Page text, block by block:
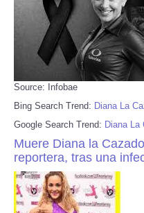
Source: Infobae
Bing Search Trend: Diana La
Google Search Trend: Diana La
Muere Diana la
reportera, tras una